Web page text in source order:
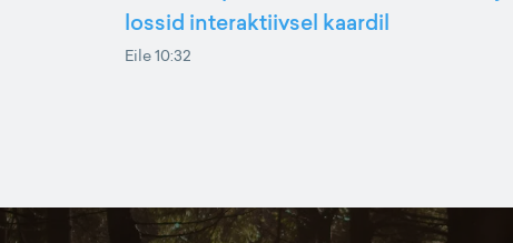
lossid interaktiivsel kaardil
Eile 10:32